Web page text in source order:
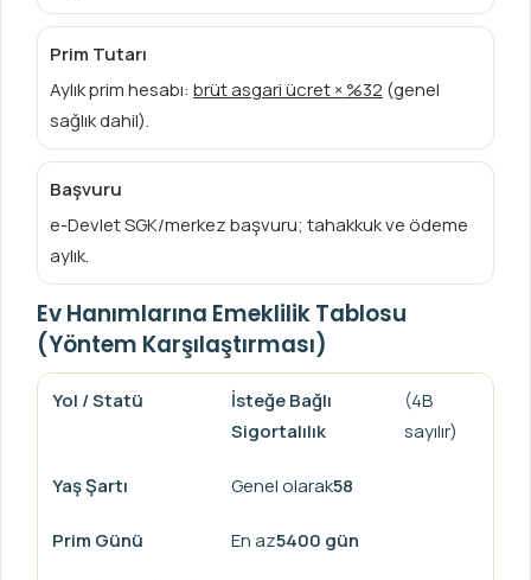
Prim Tutarı
Aylık prim hesabı: brüt asgari ücret × %32 (genel
sağlık dahil).
Başvuru
e-Devlet SGK/merkez başvuru; tahakkuk ve ödeme
aylık.
Ev Hanımlarına Emeklilik Tablosu
(Yöntem Karşılaştırması)
İsteğe Bağlı
Sigortalılık
(4B
sayılır)
Genel olarak58
En az5400 gün